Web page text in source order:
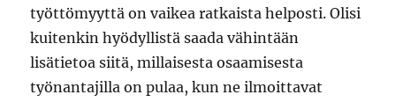
työttömyyttä on vaikea ratkaista helposti. Olisi
kuitenkin hyödyllistä saada vähintään
lisätietoa siitä, millaisesta osaamisesta
työnantajilla on pulaa, kun ne ilmoittavat